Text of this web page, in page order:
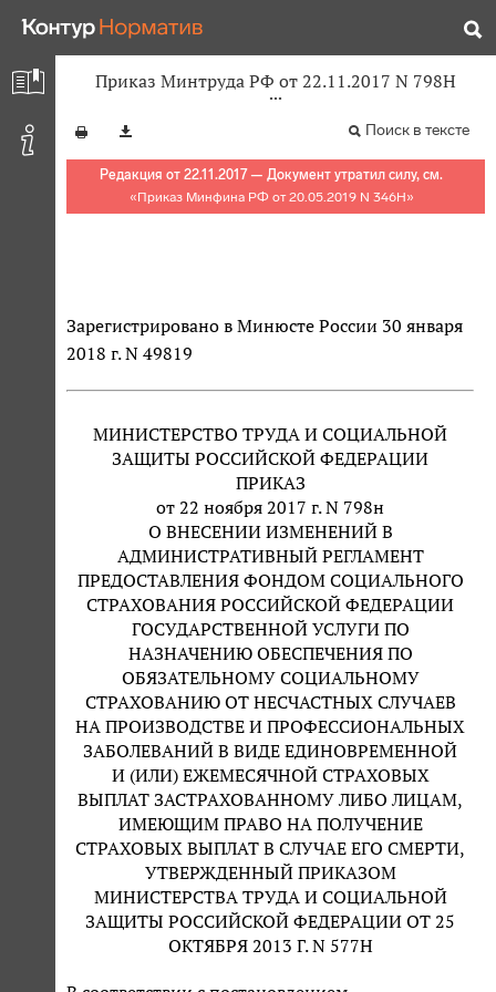
Приказ Минтруда РФ от 22.11.2017 N 798Н
Поиск в тексте
Редакция от 22.11.2017 — Документ утратил силу, см.
«Приказ Минфина РФ от 20.05.2019 N 346Н»
Зарегистрировано в Минюсте России 30 января
2018 г. N 49819
МИНИСТЕРСТВО ТРУДА И СОЦИАЛЬНОЙ
ЗАЩИТЫ РОССИЙСКОЙ ФЕДЕРАЦИИ
ПРИКАЗ
от 22 ноября 2017 г. N 798н
О ВНЕСЕНИИ ИЗМЕНЕНИЙ В
АДМИНИСТРАТИВНЫЙ РЕГЛАМЕНТ
ПРЕДОСТАВЛЕНИЯ ФОНДОМ СОЦИАЛЬНОГО
СТРАХОВАНИЯ РОССИЙСКОЙ ФЕДЕРАЦИИ
ГОСУДАРСТВЕННОЙ УСЛУГИ ПО
НАЗНАЧЕНИЮ ОБЕСПЕЧЕНИЯ ПО
ОБЯЗАТЕЛЬНОМУ СОЦИАЛЬНОМУ
СТРАХОВАНИЮ ОТ НЕСЧАСТНЫХ СЛУЧАЕВ
НА ПРОИЗВОДСТВЕ И ПРОФЕССИОНАЛЬНЫХ
ЗАБОЛЕВАНИЙ В ВИДЕ ЕДИНОВРЕМЕННОЙ
И (ИЛИ) ЕЖЕМЕСЯЧНОЙ СТРАХОВЫХ
ВЫПЛАТ ЗАСТРАХОВАННОМУ ЛИБО ЛИЦАМ,
ИМЕЮЩИМ ПРАВО НА ПОЛУЧЕНИЕ
СТРАХОВЫХ ВЫПЛАТ В СЛУЧАЕ ЕГО СМЕРТИ,
УТВЕРЖДЕННЫЙ ПРИКАЗОМ
МИНИСТЕРСТВА ТРУДА И СОЦИАЛЬНОЙ
ЗАЩИТЫ РОССИЙСКОЙ ФЕДЕРАЦИИ ОТ 25
ОКТЯБРЯ 2013 Г. N 577Н